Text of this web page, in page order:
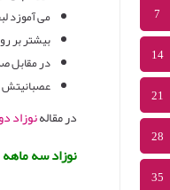
می آموزد
بیشتر بر
در مقابل
در مقالهنوزاد
نوزاد سه ماهه
7
14
21
28
35